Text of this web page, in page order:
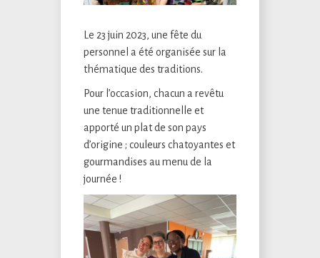
Le 23 juin 2023, une fête du
personnel a été organisée sur la
thématique des traditions.
Pour l’occasion, chacun a revêtu
une tenue traditionnelle et
apporté un plat de son pays
d’origine ; couleurs chatoyantes et
gourmandises au menu de la
journée !